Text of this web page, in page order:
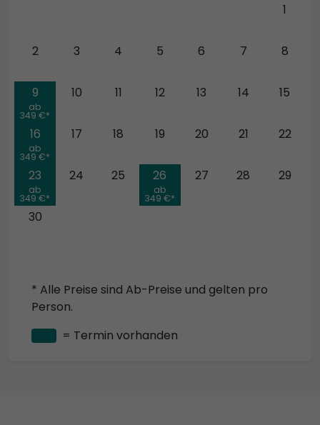
1
2 3 4 5 6 7 8
ab
349 €*
9 10 11 12 13 14 15
ab
349 €*
16 17 18 19 20 21 22
ab
349 €*
23 24 25
ab
349 €*
26 27 28 29
30
* Alle Preise sind Ab-Preise und gelten pro
Person.
= Termin vorhanden